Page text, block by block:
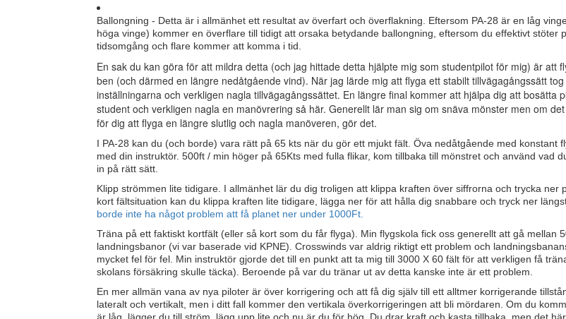
Ballongning - Detta är i allmänhet ett resultat av överfart och överflakning. Eftersom PA-28 är en låg
höga vinge) kommer en överflare till tidigt att orsaka betydande ballongning, eftersom du effektivt stöter
tidsomgång och flare kommer att komma i tid.
En sak du kan göra för att mildra detta (och jag hittade detta hjälpte mig som studentpilot för mig) är att
ben (och därmed en längre nedåtgående vind). När jag lärde mig att flyga ett stabilt tillvägagångssätt
inställningarna och verkligen nagla tillvägagångssättet. En längre final kommer att hjälpa dig att bosätta
student och verkligen nagla en manövrering så här. Generellt lär man sig om snäva mönster men om
för dig att flyga en längre slutlig och nagla manöveren, gör det.
I PA-28 kan du (och borde) vara rätt på 65 kts när du gör ett mjukt fält. Öva nedåtgående med konstant
med din instruktör. 500ft / min höger på 65Kts med fulla flikar, kom tillbaka till mönstret och använd vad
in på rätt sätt.
Klipp strömmen lite tidigare. I allmänhet lär du dig troligen att klippa kraften över siffrorna och trycka ner
kort fältsituation kan du klippa kraften lite tidigare, lägga ner för att hålla dig snabbare och tryck ner
borde inte ha något problem att få planet ner under 1000Ft.
Träna på ett faktiskt kortfält (eller så kort som du får flyga). Min flygskola fick oss generellt att gå mellan
landningsbanor (vi var baserade vid KPNE). Crosswinds var aldrig riktigt ett problem och
mycket fel för fel. Min instruktör gjorde det till en punkt att ta mig till 3000 X 60 fält för att verkligen få
skolans försäkring skulle täcka). Beroende på var du tränar ut av detta kanske inte är ett problem.
En mer allmän vana av nya piloter är över korrigering och att få dig själv till ett alltmer korrigerande
lateralt och vertikalt, men i ditt fall kommer den vertikala överkorrigeringen att bli mördaren. Om du